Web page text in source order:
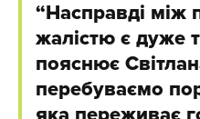
“Насправді між
жалістю є дуже
пояснює
перебуваємо